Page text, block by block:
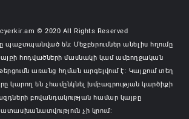
© 2020 All Rights Reserved
պաշտպանված են: Մեջբերումներ անելիս հղումը
հոդվածների մասնակի կամ ամբողջական
առանց հղման արգելվում է: Կայքում տեղ
կարող են չհամընկնել խմբագրության կարծիքի
բովանդակության համար կայքը
չի կրում: